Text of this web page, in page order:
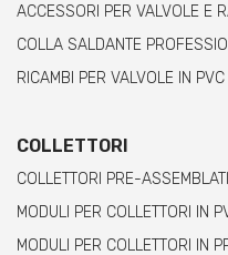
ACCESSORI PER VALVOLE E
COLLA SALDANTE
RICAMBI PER VALVOLE IN
COLLETTORI
COLLETTORI PRE-ASSEMBLATI
MODULI PER COLLETTORI IN
MODULI PER COLLETTORI IN